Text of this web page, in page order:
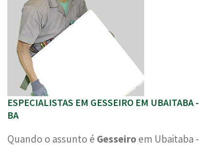
ESPECIALISTAS EM GESSEIRO EM UBAITABA -
BA
Quando o assunto é Gesseiro em Ubaitaba -